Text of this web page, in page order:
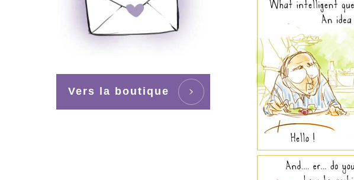
Vers la boutique